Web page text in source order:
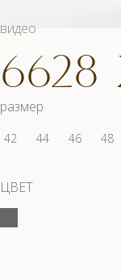
видео
размер
42 44 46 48
ЦВЕТ